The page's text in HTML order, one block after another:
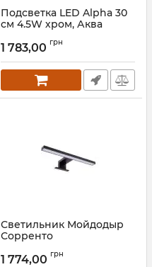
Подсветка LED Alpha 30
см 4.5W хром, Аква
Артикул:АР000039887
1 783,00 грн
Светильник Мойдодыр
Сорренто
1 774,00 грн